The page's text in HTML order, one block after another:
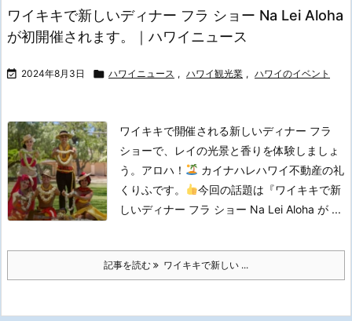
次へ
ワイキキで新しいディナー フラ ショー Na Lei Aloha
が初開催されます。｜ハワイニュース
 2024年8月3日  ハワイニュース , ハワイ観光業 , ハワイのイベント
ワイキキで開催される新しいディナー フラ
ショーで、レイの光景と香りを体験しましょ
う。 アロハ！
カイナハレハワイ不動産の礼
くりふです。
今回の話題は『ワイキキで新
しいディナー フラ ショー Na Lei Aloha が ...
記事を読む ワイキキで新しい ...